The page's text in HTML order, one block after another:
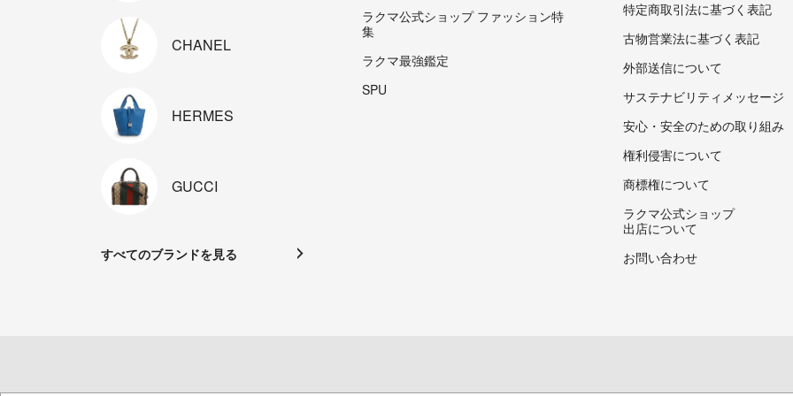
CHANEL
HERMES
GUCCI
すべてのブランドを見る
ラクマ公式ショップ ファッション特
集
ラクマ最強鑑定
SPU
特定商取引法に基づく表記
古物営業法に基づく表記
外部送信について
サステナビリティメッセージ
安心・安全のための取り組み
権利侵害について
商標権について
ラクマ公式ショップ
出店について
お問い合わせ